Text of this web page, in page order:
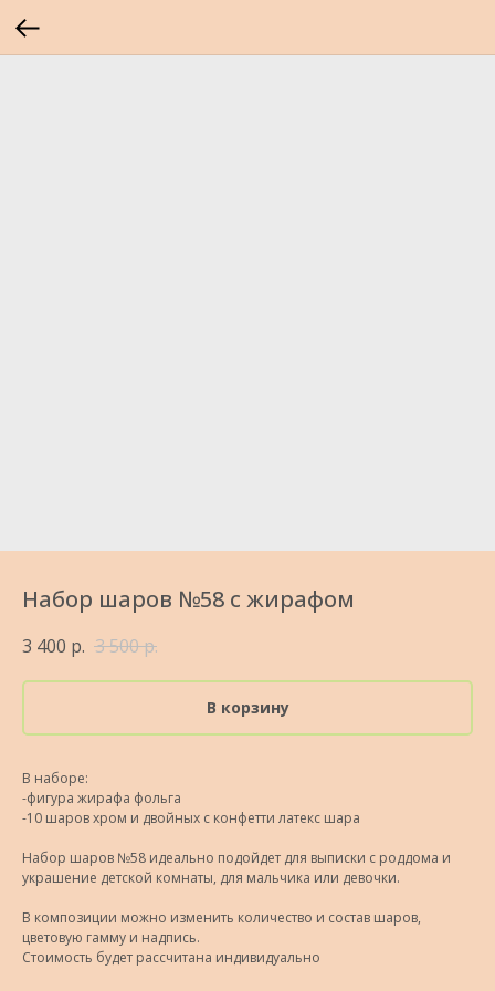
Набор шаров №58 с жирафом
3 400 р. 3 500р.
В корзину
В наборе:
-фигура жирафа фольга
-10 шаров хром и двойных с конфетти латекс шара
Набор шаров №58 идеально подойдет для выписки с роддома и
украшение детской комнаты, для мальчика или девочки.
В композиции можно изменить количество и состав шаров,
цветовую гамму и надпись.
Стоимость будет рассчитана индивидуально